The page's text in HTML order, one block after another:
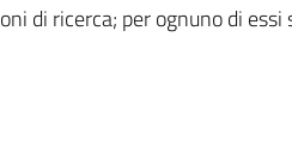
di ricerca; per ognuno di